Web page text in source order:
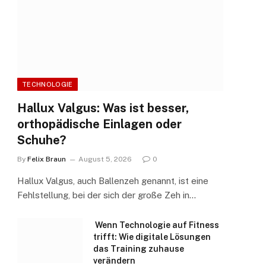
TECHNOLOGIE
Hallux Valgus: Was ist besser,
orthopädische Einlagen oder
Schuhe?
By Felix Braun August 5, 2026 0
Hallux Valgus, auch Ballenzeh genannt, ist eine
Fehlstellung, bei der sich der große Zeh in…
Wenn Technologie auf Fitness
trifft: Wie digitale Lösungen
das Training zuhause
verändern